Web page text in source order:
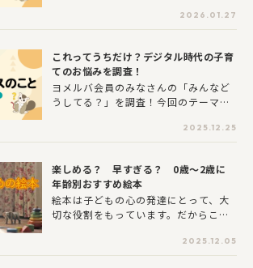
始・完了の時期から、実際に効果があ
輩ママ・パパの本音」、「今トイトレ
をしているママ・パパへの先輩からの
エール」まで、調査結果と皆さんのコ
メントをご紹介します。この記事はヨ
メルバ会員の皆さんの経験を紹介する
ものです。「トイトレ」というと気負
「先輩たちもみんな苦労したんだな」
という気楽な気持ちで読んでいただけ
れば幸いです。
いが多くて、栄養バランスが心配…」
「食べるのが遅くて、朝の忙しい時間
中、毎日のお子さんの食事が大きな悩
みの種になっている方は多いのではな
いでしょうか。今回のテーマは「子ど
もの食事について」。お子さんがいる
調査を行いました。お子さんの食事に
を抱えているのか、また、お子さんの
好き嫌いへの対応方法など、調査結果
をご紹介します。
2026.01.27
これってうちだけ？デジタル時代の子育
てのお悩みを調査！
ヨメルバ会員のみなさんの「みんなど
うしてる？」を調査！今回のテーマ
ついて。「またスマホ見てる…」「ゲ
ームばっかりで目が悪くならないか
などのデジタルデバイスが導入され、
お子さんのデジタル機器との付き合い
方に悩んでいる方は多いのではないで
しょうか。今回のテーマは「お子さん
お子さんがいるヨメルバ会員の方383
2025.12.25
楽しめる？ 早すぎる？ 0歳～2歳に
年齢別おすすめ絵本
絵本は子どもの心の発達にとって、大
切な役割をもっています。だからこそ
力が入ってしまうのが親心ですが、絵
本を楽しむためには、子どもの成長・
2025.12.05